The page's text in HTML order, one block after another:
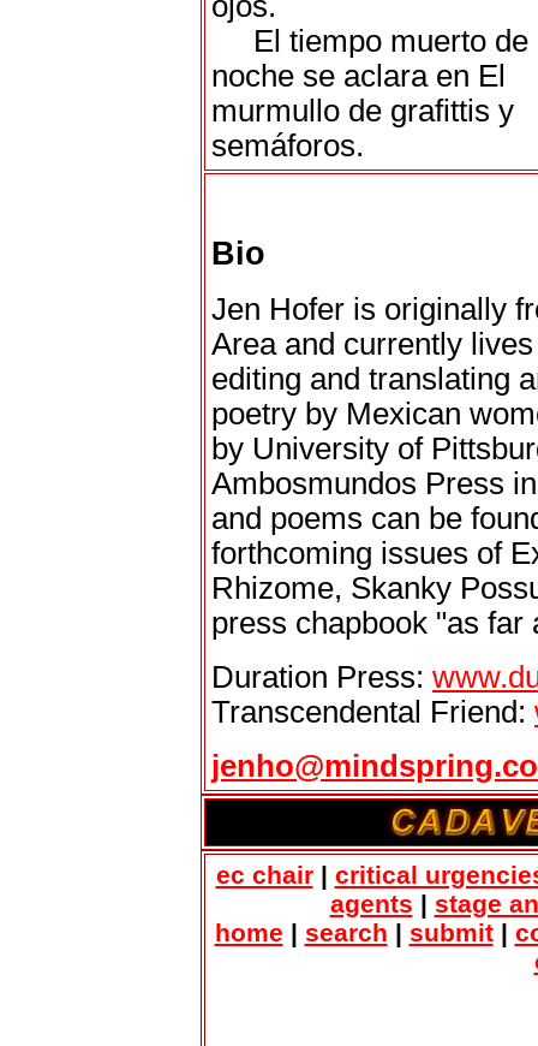
El tiempo muerto de
noche se aclara en El
murmullo de grafittis y
semáforos.
Bio
Jen Hofer is originally
Area and currently
editing and translating
poetry by Mexican
by University of
Ambosmundos Press
and poems can be
forthcoming issues of
Rhizome, Skanky
press chapbook "as far
Duration Press:
Transcendental Friend:
ec chair| critical
agents | stage
home | search | submit |